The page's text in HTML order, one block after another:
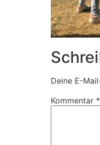
Deine E-
Kommentar *